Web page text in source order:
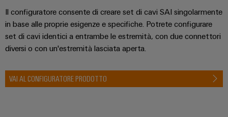
Il configuratore consente di creare set di cavi SAI singolarmente
in base alle proprie esigenze e specifiche. Potrete configurare
set di cavi identici a entrambe le estremità, con due connettori
diversi o con un'estremità lasciata aperta.
VAI AL CONFIGURATORE PRODOTTO